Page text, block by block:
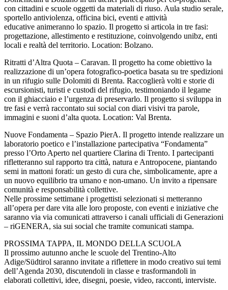
con cittadini e scuole oggetti da materiali di riuso. Aula studio serale,
sportello antiviolenza, officina bici, eventi e attività
educative animeranno lo spazio. Il progetto si articola in tre fasi:
progettazione, allestimento e restituzione, coinvolgendo unibz, enti
locali e realtà del territorio. Location: Bolzano.
Ritratti d’Altra Quota – Caravan. Il progetto ha come obiettivo la
realizzazione di un’opera fotografico-poetica basata su tre spedizioni
in un rifugio sulle Dolomiti di Brenta. Raccoglierà volti e storie di
escursionisti, turisti e custodi del rifugio, testimoniando il legame
con il ghiacciaio e l’urgenza di preservarlo. Il progetto si sviluppa in
tre fasi e verrà raccontato sui social con diari visivi tra parole,
immagini e suoni d’alta quota. Location: Val Brenta.
Nuove Fondamenta – Spazio PierA. Il progetto intende realizzare un
laboratorio poetico e l’installazione partecipativa “Fondamenta”
presso l’Orto Aperto nel quartiere Clarina di Trento. I partecipanti
rifletteranno sul rapporto tra città, natura e Antropocene, piantando
semi in mattoni forati: un gesto di cura che, simbolicamente, apre a
un nuovo equilibrio tra umano e non-umano. Un invito a ripensare
comunità e responsabilità collettive.
Nelle prossime settimane i progettisti selezionati si metteranno
all’opera per dare vita alle loro proposte, con eventi e iniziative che
saranno via via comunicati attraverso i canali ufficiali di Generazioni
– riGENERA, sia sui social che tramite comunicati stampa.
PROSSIMA TAPPA, IL MONDO DELLA SCUOLA
Il prossimo autunno anche le scuole del Trentino-Alto
Adige/Südtirol saranno invitate a riflettere in modo creativo sui temi
dell’Agenda 2030, discutendoli in classe e trasformandoli in
elaborati collettivi, idee, disegni, poesie, video, racconti, interviste.